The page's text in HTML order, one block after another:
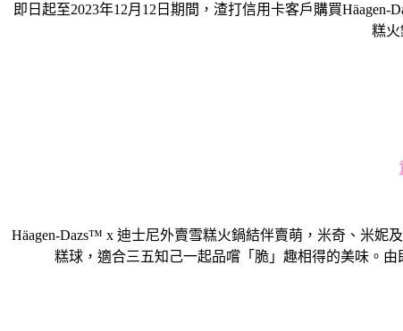
即日起至2023年12月12日期間，渣打信用卡客戶購買
糕火
Häagen-Dazs™ x 迪士尼外賣雪糕火鍋結伴賣萌，米奇、米妮
糕球，適合三五知己一起品嚐「脆」趣相得的美味。